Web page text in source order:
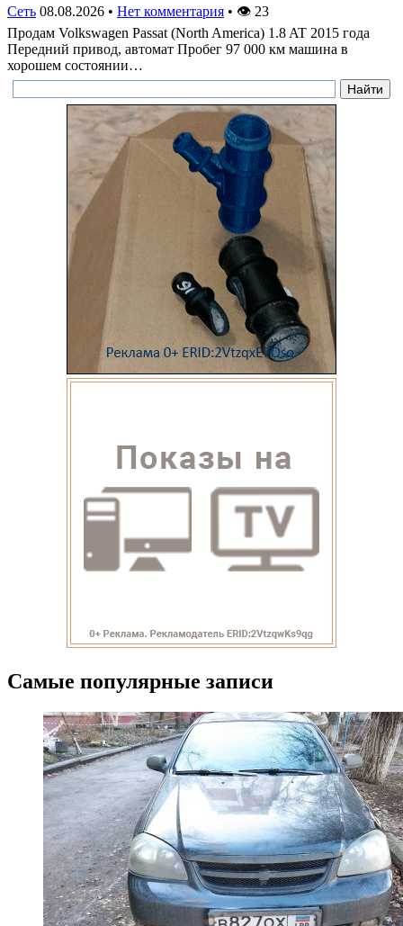
Сеть 08.08.2026 • Нет комментария • 👁 23
Продам Volkswagen Passat (North America) 1.8 AT 2015 года
Передний привод, автомат Пробег 97 000 км машина в
хорошем состоянии…
Самые популярные записи